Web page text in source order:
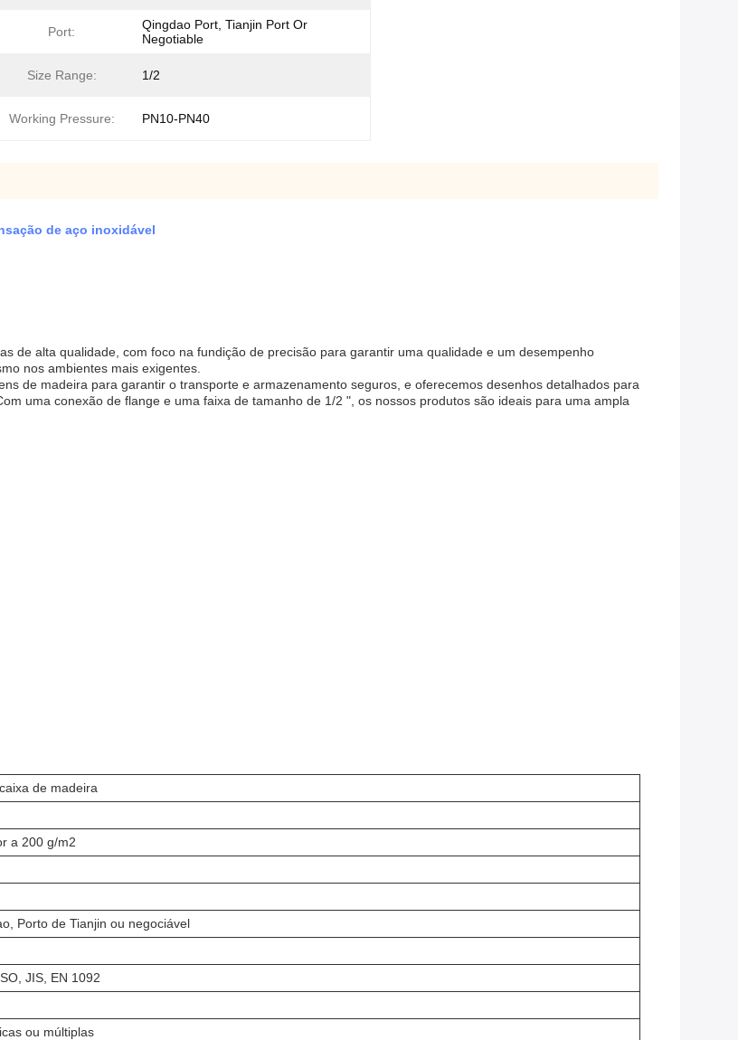
Port:
Qingdao Port, Tianjin Port Or
Negotiable
Size Range: 1/2
Working Pressure: PN10-PN40
de aço inoxidável
de alta qualidade, com foco na fundição de precisão para garantir uma qualidade e um desempenho
nos ambientes mais exigentes.
de madeira para garantir o transporte e armazenamento seguros, e oferecemos desenhos detalhados para
uma conexão de flange e uma faixa de tamanho de 1/2 ", os nossos produtos são ideais para uma ampla
de madeira
a 200 g/m2
Porto de Tianjin ou negociável
JIS, EN 1092
ou múltiplas